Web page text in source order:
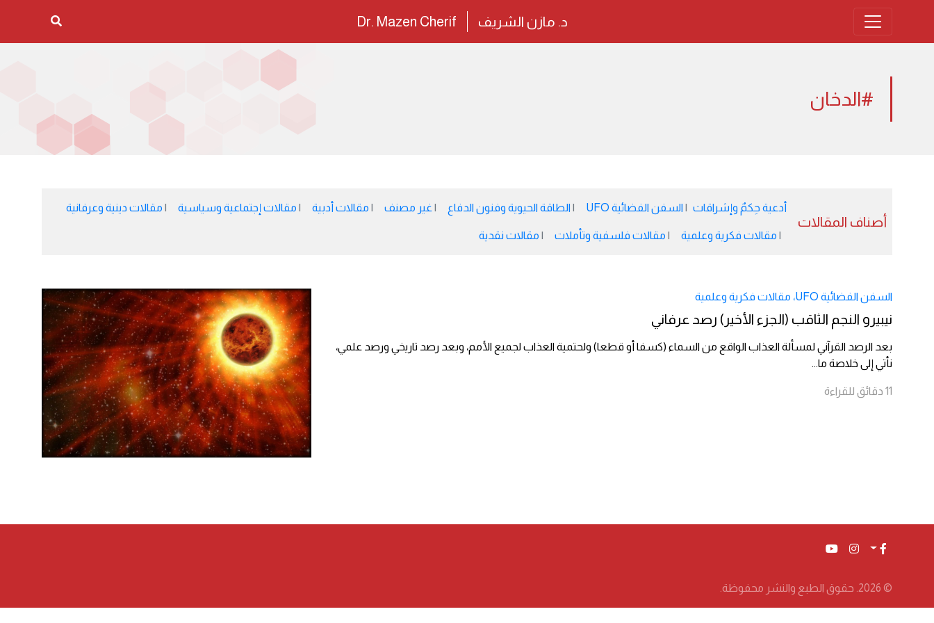
د. مازن الشريف Dr. Mazen Cherif
#الدخان
أصناف المقالات
أدعية حِكمٌ وإشراقات السفن الفضائية UFO الطاقة الحيوية وفنون الدفاع غير مصنف مقالات أدبية مقالات إجتماعية وسياسية مقالات دينية وعرفانية
مقالات فكرية وعلمية مقالات فلسفية وتأملات مقالات نقدية
السفن الفضائية UFO ، مقالات فكرية وعلمية
نيبيرو النجم الثاقب (الجزء الأخير) رصد عرفاني
بعد الرصد القرآني لمسألة العذاب الواقع من السماء (كسفا أو قطعا) ولحتمية العذاب لجميع الأمم، وبعد رصد تاريخي ورصد علمي،
نأتي إلى خلاصة ما...
11 دقائق للقراءة
© 2026. حقوق الطبع والنشر محفوظة.